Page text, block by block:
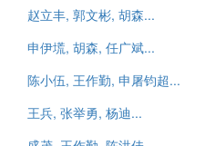
赵立丰, 郭文彬, 胡森...
申伊塃, 胡森, 任广斌...
陈小伍, 王作勤, 申屠钧超...
王兵, 张举勇, 杨迪...